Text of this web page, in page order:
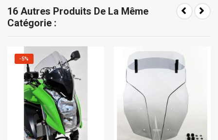
16 Autres Produits De La Même
Catégorie :
-5%